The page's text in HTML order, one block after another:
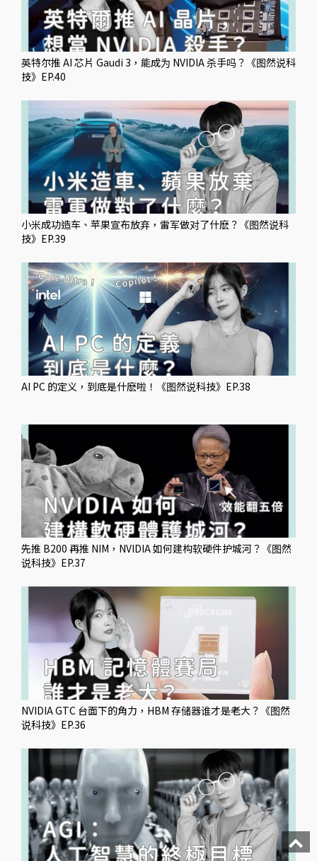
英特尔推 AI 芯片 Gaudi 3，能成为 NVIDIA 杀手吗？《图然说科
技》EP.40
小米成功造车、苹果宣布放弃，雷军做对了什麽？《图然说科
技》EP.39
AI PC 的定义，到底是什麽啦！《图然说科技》EP.38
先推 B200 再推 NIM，NVIDIA 如何建构软硬件护城河？《图然
说科技》EP.37
NVIDIA GTC 台面下的角力，HBM 存储器谁才是老大？《图然
说科技》EP.36